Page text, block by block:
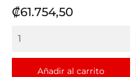
Precio
₡61.754,50
Añadir al carrito